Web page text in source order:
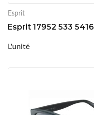
Esprit
Esprit 17952 533 5416
L'unité